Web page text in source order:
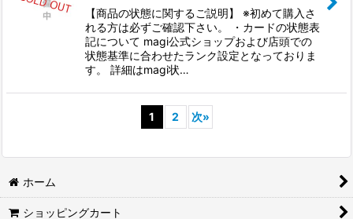
【商品の状態に関するご説明】 ※初めて購入さ
れる方は必ずご確認下さい。 ・カードの状態表
記について magi公式ショップおよび店頭での
状態基準に合わせたランク設定となっておりま
す。 詳細はmagi状…
1 2 次»
ホーム
ショッピングカート